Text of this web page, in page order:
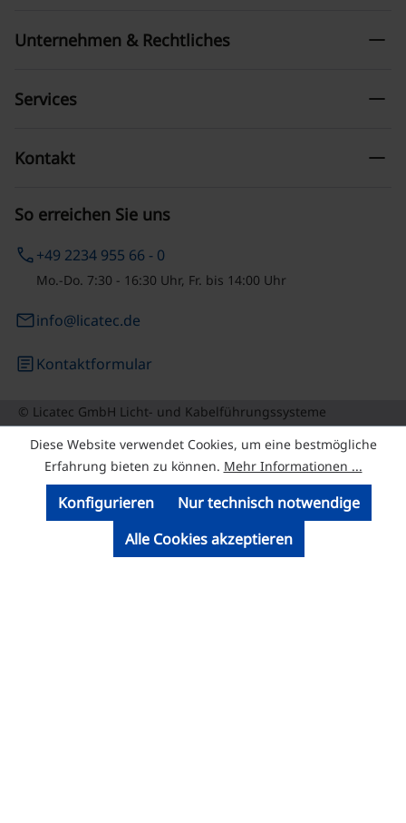
So erreichen Sie uns
phone+49 2234 955 66 - 0
Mo.-Do. 7:30 - 16:30 Uhr, Fr. bis 14:00 Uhr
emailinfo@licatec.de
articleKontaktformular
Unternehmen & Rechtliches remove
Services remove
Kontakt remove
© Licatec GmbH Licht- und Kabelführungssysteme
Diese Website verwendet Cookies, um eine bestmögliche
Erfahrung bieten zu können. Mehr Informationen ...
Nur technisch notwendige
Konfigurieren
Alle Cookies akzeptieren